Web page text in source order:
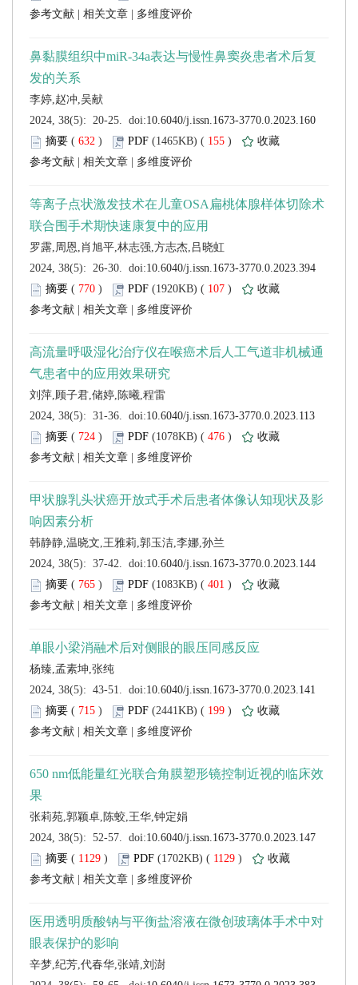
( ) 155 )
( ) 107 )
( ) 476 )
( ) 401 )
( ) 199 )
( ) 1129 )